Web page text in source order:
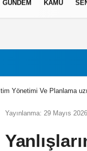
GÜNDEM KAMU
Yönetimi Ve Planlama
Yayınlanma: 29 Mayıs